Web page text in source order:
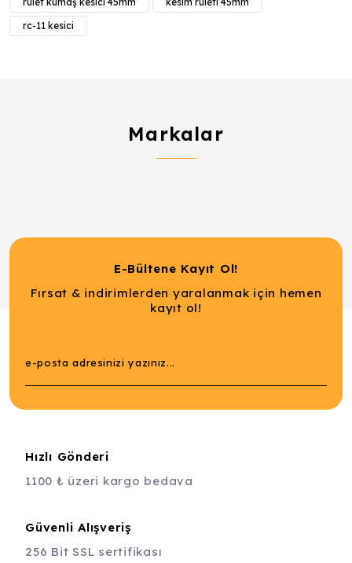
rc-11 kesici
Markalar
E-Bültene Kayıt Ol!
Fırsat & indirimlerden yaralanmak için hemen
kayıt ol!
Hızlı Gönderi
1100 ₺ üzeri kargo bedava
Güvenli Alışveriş
256 Bit SSL sertifikası